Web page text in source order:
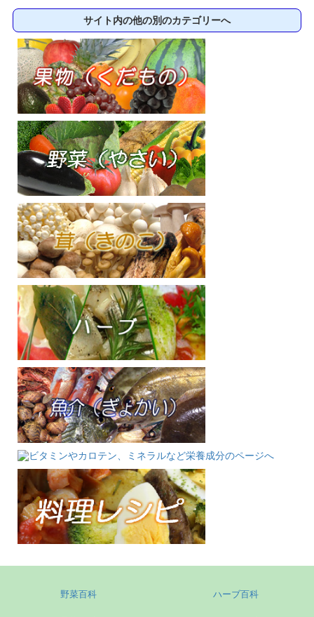
サイト内の他の別のカテゴリーへ
野菜百科 ハーブ百科